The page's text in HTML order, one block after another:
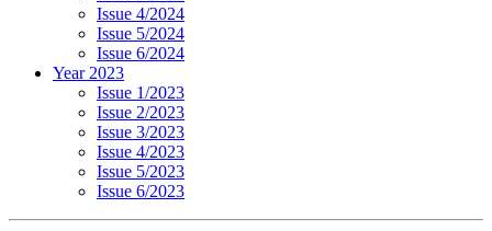
Issue 4/2024
Issue 5/2024
Issue 6/2024
Year 2023
Issue 1/2023
Issue 2/2023
Issue 3/2023
Issue 4/2023
Issue 5/2023
Issue 6/2023